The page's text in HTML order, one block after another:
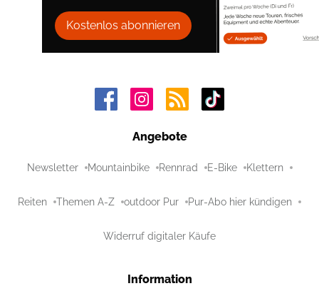
Kostenlos abonnieren
Angebote
Newsletter Mountainbike Rennrad E-Bike Klettern
Reiten Themen A-Z outdoor Pur Pur-Abo hier kündigen
Widerruf digitaler Käufe
Information